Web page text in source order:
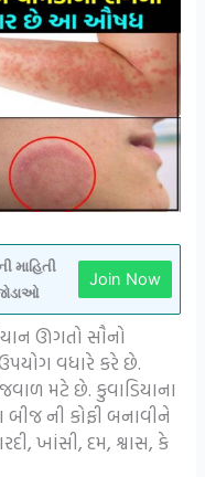
માહિતી
Join Now
ઊગતો સૌનો
વધારે કરે છે.
મટે છે. કુવાડિયાના
ની કોફી બનાવીને
ખાંસી, દમ, શ્વાસ, કે